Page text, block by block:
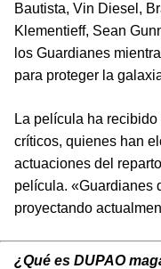
Bautista, Vin Diesel,
Klementieff, Sean
los Guardianes
para proteger la
La película ha
críticos, quienes han
actuaciones del
película. «Guardianes
proyectando
¿Qué es DUPAO